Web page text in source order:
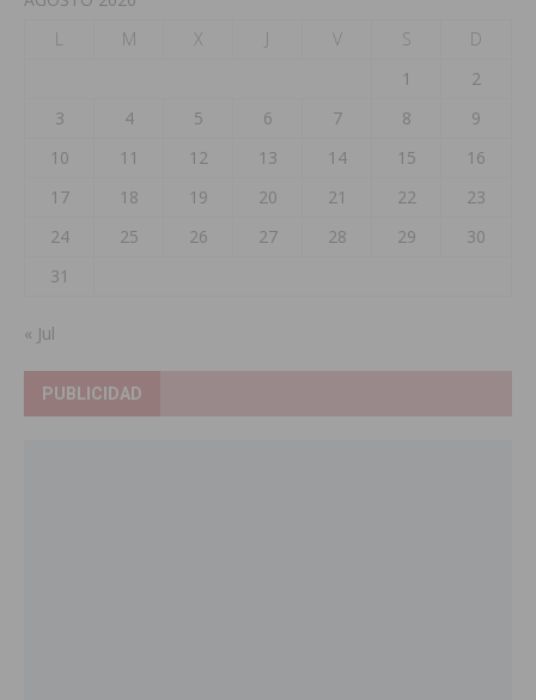
L
M X J V S
D
1
2
3
4 5 6 7 8
9
10
11 12 13 14 15
16
17
18 19 20 21 22
23
24
25 26 27 28 29
30
31
« Jul
PUBLICIDAD